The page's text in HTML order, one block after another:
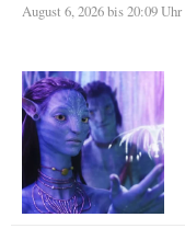
August 6, 2026 bis 20:09 Uhr